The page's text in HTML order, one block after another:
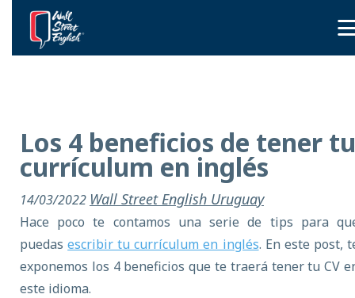
Los 4 beneficios de tener tu
currículum en inglés
14/03/2022 Wall Street English Uruguay
Hace poco te contamos una serie de tips para
puedasescribir tu currículum en inglés. En este post,
exponemos los 4 beneficios que te traerá tener tu CV
este idioma.